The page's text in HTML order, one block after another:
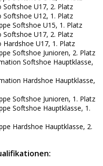
U17, 2. Platz
U12, 1. Platz
Softshoe U15, 1. Platz
U17, 2. Platz
U17, 1. Platz
Softshoe Junioren, 2. Platz
Softshoe Hauptklasse,
Hardshoe Hauptklasse,
Softshoe Junioren, 1. Platz
Softshoe Hauptklasse, 1.
Hardshoe Hauptklasse, 2.